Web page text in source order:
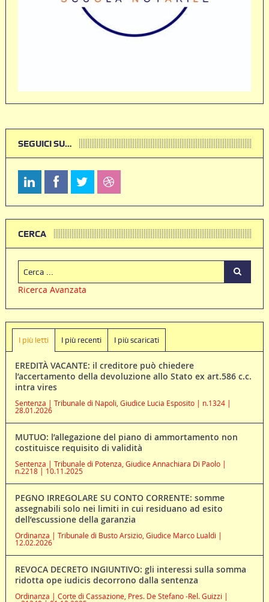
SEGUICI SU…
CERCA
Ricerca Avanzata
I più letti I più recenti I più scaricati
EREDITÀ VACANTE: il creditore può chiedere
l’accertamento della devoluzione allo Stato ex art.586 c.c.
intra vires
Sentenza | Tribunale di Napoli, Giudice Lucia Esposito | n.1324 |
28.01.2026
MUTUO: l’allegazione del piano di ammortamento non
costituisce requisito di validità
Sentenza | Tribunale di Potenza, Giudice Annachiara Di Paolo |
n.2218 | 10.11.2025
PEGNO IRREGOLARE SU CONTO CORRENTE: somme
assegnabili solo nei limiti in cui residuano ad esito
dell’escussione della garanzia
Ordinanza | Tribunale di Busto Arsizio, Giudice Marco Lualdi |
12.02.2026
REVOCA DECRETO INGIUNTIVO: gli interessi sulla somma
ridotta ope iudicis decorrono dalla sentenza
Ordinanza | Corte di Cassazione, Pres. De Stefano -Rel. Guizzi |